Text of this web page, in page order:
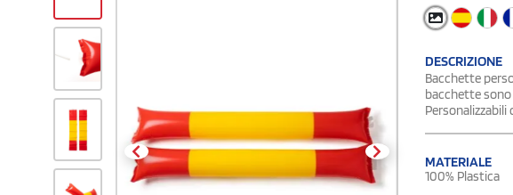
DESCRIZIONE
Bacchette
bacchette sono
Personalizzabili
MATERIALE
100% Plastica